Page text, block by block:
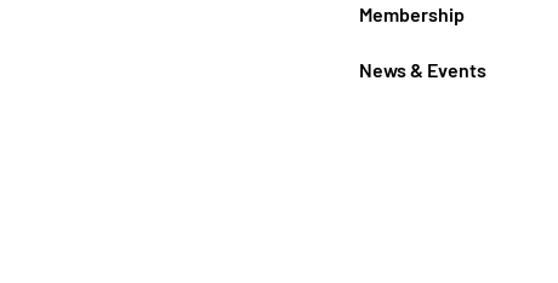
Membership
News & Events